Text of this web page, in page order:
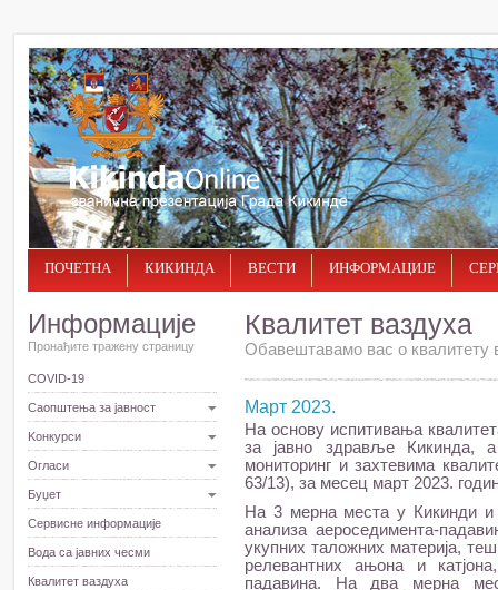
ПОЧЕТНА КИКИНДА ВЕСТИ ИНФОРМАЦИЈЕ
Информације
Пронађите тражену страницу
COVID-19
Саопштења за јавност
Kонкурси
Огласи
Буџет
Сервисне информације
Вода са јавних чесми
Квалитет ваздуха
Квалитет ваздуха
Обавештавамо вас о квалитету
Март 2023.
На основу испитивања
за јавно здравље
мониторинг и захтевима
63/13), за месец март 2023.
На 3 мерна места у Кикинди
анализа аероседимента-
укупних таложних материја,
релевантних ањона и
падавина. На два мерна